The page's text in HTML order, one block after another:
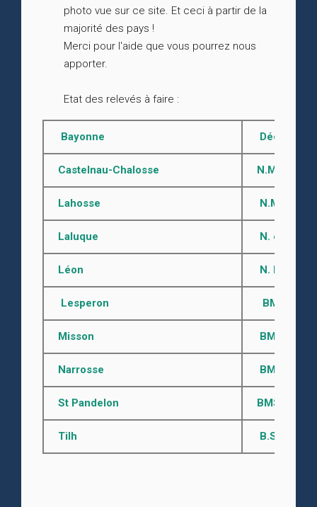
photo vue sur ce site. Et ceci à partir de la
majorité des pays !
Merci pour l'aide que vous pourrez nous
apporter.
Etat des relevés à faire :
Bayonne Décès 1793
Castelnau-Chalosse N.M.D.
Lahosse N.M.D.
Laluque N. et D.
Léon N. M. D.
Lesperon BMS 1685 -
Misson BMS après
Narrosse BMS avant
St Pandelon BMS avant
Tilh B.S. de